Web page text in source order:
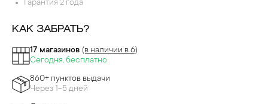
Гарантия 2 года
КАК ЗАБРАТЬ?
17 магазинов (в наличии в 6)
Сегодня, бесплатно
860+ пунктов выдачи
Через 1-5 дней